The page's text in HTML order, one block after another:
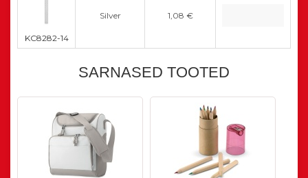
KC8282-14
Silver 1,08 €
SARNASED TOOTED